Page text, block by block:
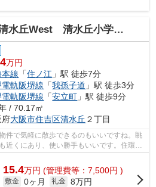
水丘West 清水丘小学校区
万円
線 「住ノ江 」駅 徒歩7分
電軌阪堺線 「我孫子道 」駅 徒歩3分
電軌阪堺線 「安立町 」駅 徒歩9分
/ 70.17㎡
府大阪市住吉区清水丘 ２丁目
件で気軽に散歩できるのもいいですね。眺
近くにあり、使い勝手もいいです。住環境
15.4万円 (管理費等：7,500円 )
敷金 0ヶ月 礼金 8万円